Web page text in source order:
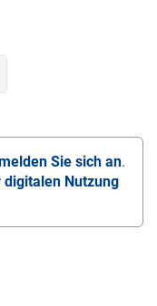
Sie sich an.
digitalen Nutzung